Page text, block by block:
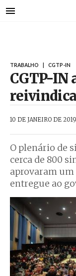
para
TRABALHO CGTP-IN
CGTP-IN
10 DE JANEIRO DE 2019
O plenário de
cerca de 800
aprovaram
entregue ao